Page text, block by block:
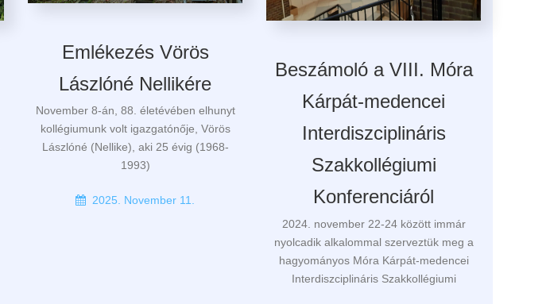
Emlékezés Vörös
Lászlóné Nellikére
November 8-án, 88. életévében elhunyt
kollégiumunk volt igazgatónője, Vörös
Lászlóné (Nellike), aki 25 évig (1968-
1993)
2025. November 11.
Beszámoló a VIII. Móra
Kárpát-medencei
Interdiszciplináris
Szakkollégiumi
Konferenciáról
2024. november 22-24 között immár
nyolcadik alkalommal szerveztük meg a
hagyományos Móra Kárpát-medencei
Interdiszciplináris Szakkollégiumi